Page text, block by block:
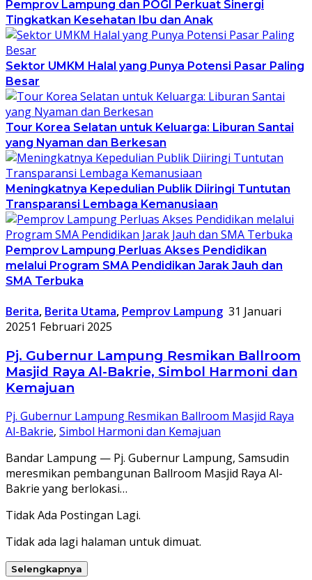
Pemprov Lampung dan POGI Perkuat Sinergi
Tingkatkan Kesehatan Ibu dan Anak
Sektor UMKM Halal yang Punya Potensi Pasar Paling
Besar
Tour Korea Selatan untuk Keluarga: Liburan Santai
yang Nyaman dan Berkesan
Meningkatnya Kepedulian Publik Diiringi Tuntutan
Transparansi Lembaga Kemanusiaan
Pemprov Lampung Perluas Akses Pendidikan
melalui Program SMA Pendidikan Jarak Jauh dan
SMA Terbuka
Berita, Berita Utama, Pemprov Lampung 31 Januari
20251 Februari 2025
Pj. Gubernur Lampung Resmikan Ballroom
Masjid Raya Al-Bakrie, Simbol Harmoni dan
Kemajuan
Pj. Gubernur Lampung Resmikan Ballroom Masjid Raya
Al-Bakrie, Simbol Harmoni dan Kemajuan
Bandar Lampung — Pj. Gubernur Lampung, Samsudin
meresmikan pembangunan Ballroom Masjid Raya Al-
Bakrie yang berlokasi…
Tidak Ada Postingan Lagi.
Tidak ada lagi halaman untuk dimuat.
Selengkapnya